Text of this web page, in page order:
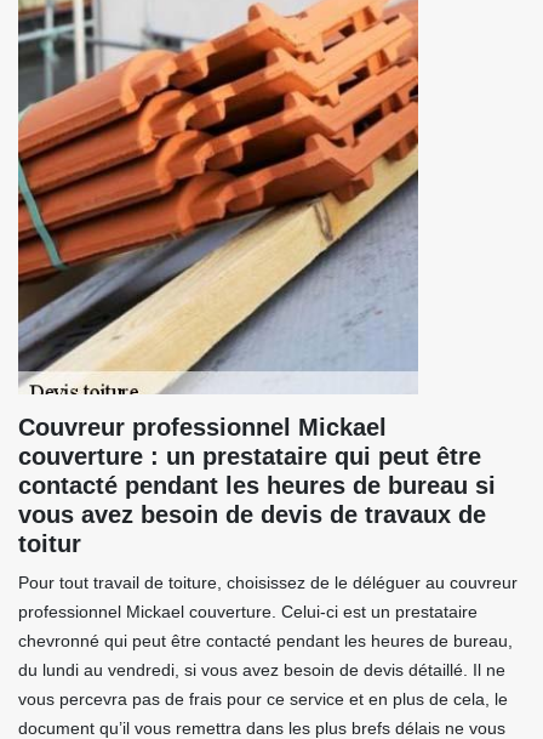
Couvreur professionnel Mickael
couverture : un prestataire qui peut être
contacté pendant les heures de bureau si
vous avez besoin de devis de travaux de
toitur
Pour tout travail de toiture, choisissez de le déléguer au couvreur
professionnel Mickael couverture. Celui-ci est un prestataire
chevronné qui peut être contacté pendant les heures de bureau,
du lundi au vendredi, si vous avez besoin de devis détaillé. Il ne
vous percevra pas de frais pour ce service et en plus de cela, le
document qu’il vous remettra dans les plus brefs délais ne vous